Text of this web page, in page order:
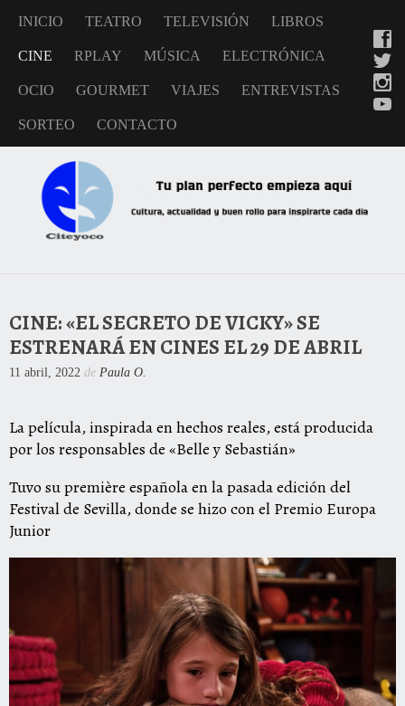
INICIO TEATRO TELEVISIÓN LIBROS
CINE RPLAY MÚSICA ELECTRÓNICA
OCIO GOURMET VIAJES ENTREVISTAS
SORTEO CONTACTO
CINE: «EL SECRETO DE VICKY» SE
ESTRENARÁ EN CINES EL 29 DE ABRIL
11 abril, 2022 de Paula O.
La película, inspirada en hechos reales, está producida
por los responsables de «Belle y Sebastián»
Tuvo su première española en la pasada edición del
Festival de Sevilla, donde se hizo con el Premio Europa
Junior